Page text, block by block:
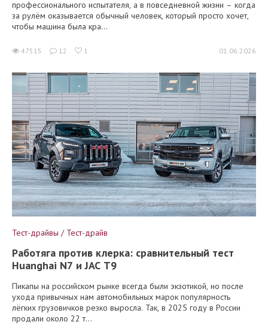
профессионального испытателя, а в повседневной жизни – когда
за рулём оказывается обычный человек, который просто хочет,
чтобы машина была кра...
47515 12 1 01.06.2026
Тест-драйвы / Тест-драйв
Работяга против клерка: сравнительный тест
Huanghai N7 и JAC T9
Пикапы на российском рынке всегда были экзотикой, но после
ухода привычных нам автомобильных марок популярность
лёгких грузовичков резко выросла. Так, в 2025 году в России
продали около 22 т...